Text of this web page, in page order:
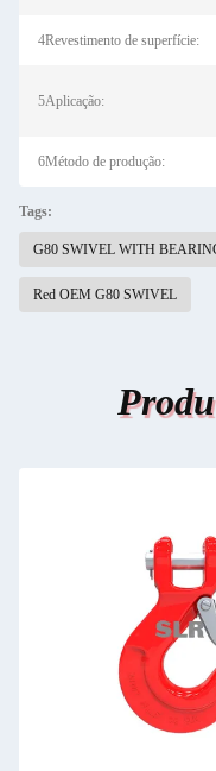
4Revestimento de superfície:
5Aplicação:
6Método de produção:
Tags:
G80 SWIVEL WITH
Red OEM G80 SWIVEL